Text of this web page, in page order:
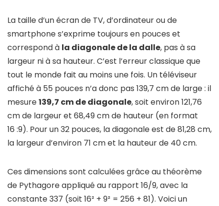
La taille d’un écran de TV, d’ordinateur ou de
smartphone s’exprime toujours en pouces et
correspond à la diagonale de la dalle, pas à sa
largeur ni à sa hauteur. C’est l’erreur classique que
tout le monde fait au moins une fois. Un téléviseur
affiché à 55 pouces n’a donc pas 139,7 cm de large : il
mesure139,7 cm de diagonale, soit environ 121,76
cm de largeur et 68,49 cm de hauteur (en format
16 :9). Pour un 32 pouces, la diagonale est de 81,28 cm,
la largeur d’environ 71 cm et la hauteur de 40 cm.
Ces dimensions sont calculées grâce au théorème
de Pythagore appliqué au rapport 16/9, avec la
constante 337 (soit 16² + 9² = 256 + 81). Voici un